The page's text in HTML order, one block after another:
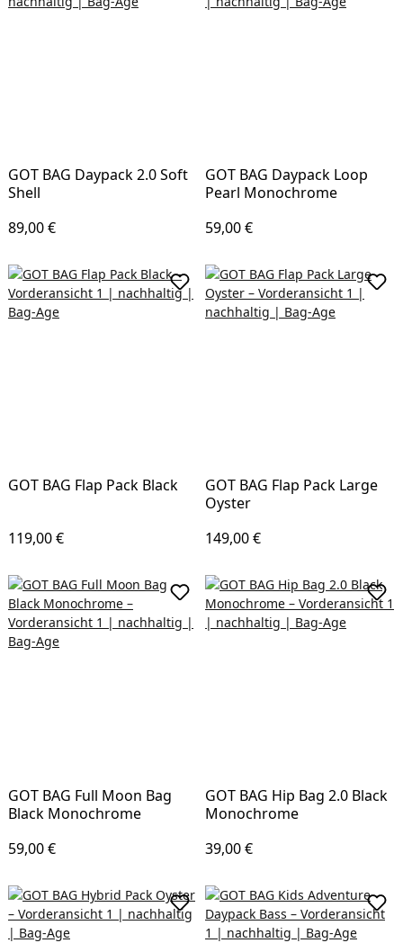
GOT BAG Daypack 2.0 Soft
Shell
Regulärer Preis:
89,00 €
GOT BAG Daypack Loop
Pearl Monochrome
Regulärer Preis:
59,00 €
GOT BAG Flap Pack Black
Regulärer Preis:
119,00 €
GOT BAG Flap Pack Large
Oyster
Regulärer Preis:
149,00 €
GOT BAG Full Moon Bag
Black Monochrome
Regulärer Preis:
59,00 €
GOT BAG Hip Bag 2.0 Black
Monochrome
Regulärer Preis:
39,00 €